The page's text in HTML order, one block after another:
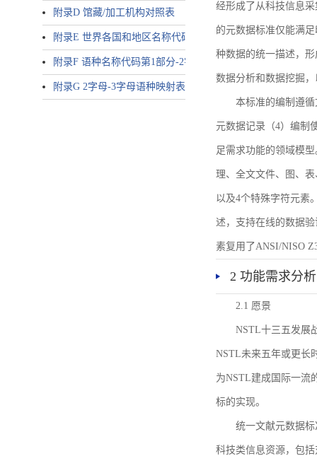
附录D 馆藏/加工机构对照表
附录E 世界各国和地区名称代码-2字母代码（GB/T 2659-
附录F 语种名称代码第1部分-2字母代码（GB/T 4880.1-2005
附录G 2字母-3字母语种映射表
经形成了从科技信息
的元数据标准仅能满
种数据的统一描述，
数据分析和数据挖掘
本标准的编制遵
元数据记录（4）编制
足需求功能的领域模
理、全文文件、图、
以及4个特殊字符元素
述，支持在线的数据
素复用了ANSI/NISO
2 功能需求分析
2.1 愿景
NSTL十三五发展
NSTL未来五年或更长
为NSTL建成国际一流
标的实现。
统一文献元数据
科技类信息资源，包